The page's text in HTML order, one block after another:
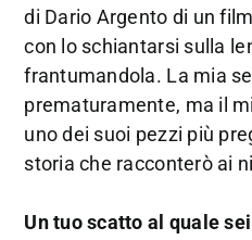
di Dario Argento di un
con lo schiantarsi sulla
frantumandola. La mia
prematuramente, ma il
uno dei suoi pezzi più
storia che racconterò ai
Un tuo scatto al quale